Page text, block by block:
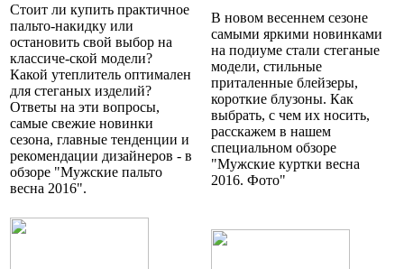
Стоит ли купить практичное
пальто-накидку или
остановить свой выбор на
классиче-ской модели?
Какой утеплитель оптимален
для стеганых изделий?
Ответы на эти вопросы,
самые свежие новинки
сезона, главные тенденции и
рекомендации дизайнеров - в
обзоре "Мужские пальто
весна 2016".
В новом весеннем сезоне
самыми яркими новинками
на подиуме стали стеганые
модели, стильные
приталенные блейзеры,
короткие блузоны. Как
выбрать, с чем их носить,
расскажем в нашем
специальном обзоре
"Мужские куртки весна
2016. Фото"